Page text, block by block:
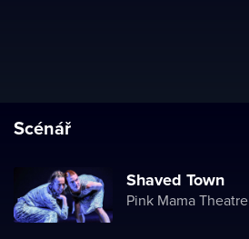
Scénář
Shaved Town
Pink Mama Theatre